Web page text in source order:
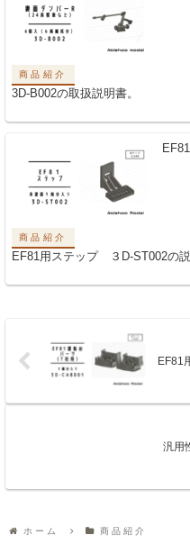
商品紹介
3D-B002の取扱説明書。
商品紹介
EF81用ステップ ３D-ST002の説
EF81
汎用
ホーム 商品紹介